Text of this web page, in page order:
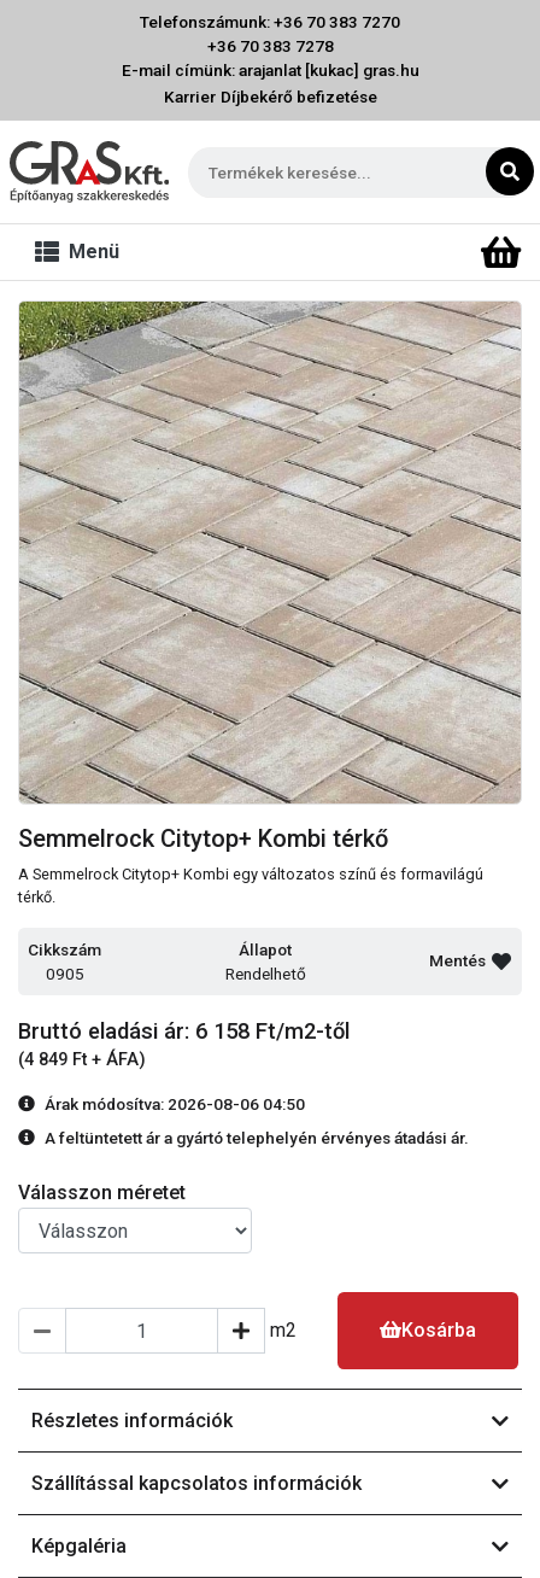
Telefonszámunk: +36 70 383 7270
+36 70 383 7278
E-mail címünk: arajanlat [kukac] gras.hu
Karrier Díjbekérő befizetése
Menü
Semmelrock Citytop+ Kombi térkő
A Semmelrock Citytop+ Kombi egy változatos színű és formavilágú
térkő.
Cikkszám
0905
Állapot
Rendelhető
Mentés
Bruttó eladási ár: 6 158 Ft/m2-től
(4 849 Ft + ÁFA)
Árak módosítva: 2026-08-06 04:50
A feltüntetett ár a gyártó telephelyén érvényes átadási ár.
Válasszon méretet
m2 Kosárba
Részletes információk
Szállítással kapcsolatos információk
Képgaléria